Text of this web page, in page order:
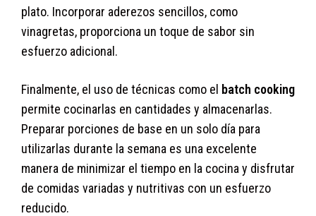
plato. Incorporar aderezos sencillos, como
vinagretas, proporciona un toque de sabor sin
esfuerzo adicional.
Finalmente, el uso de técnicas como el batch cooking
permite cocinarlas en cantidades y almacenarlas.
Preparar porciones de base en un solo día para
utilizarlas durante la semana es una excelente
manera de minimizar el tiempo en la cocina y disfrutar
de comidas variadas y nutritivas con un esfuerzo
reducido.